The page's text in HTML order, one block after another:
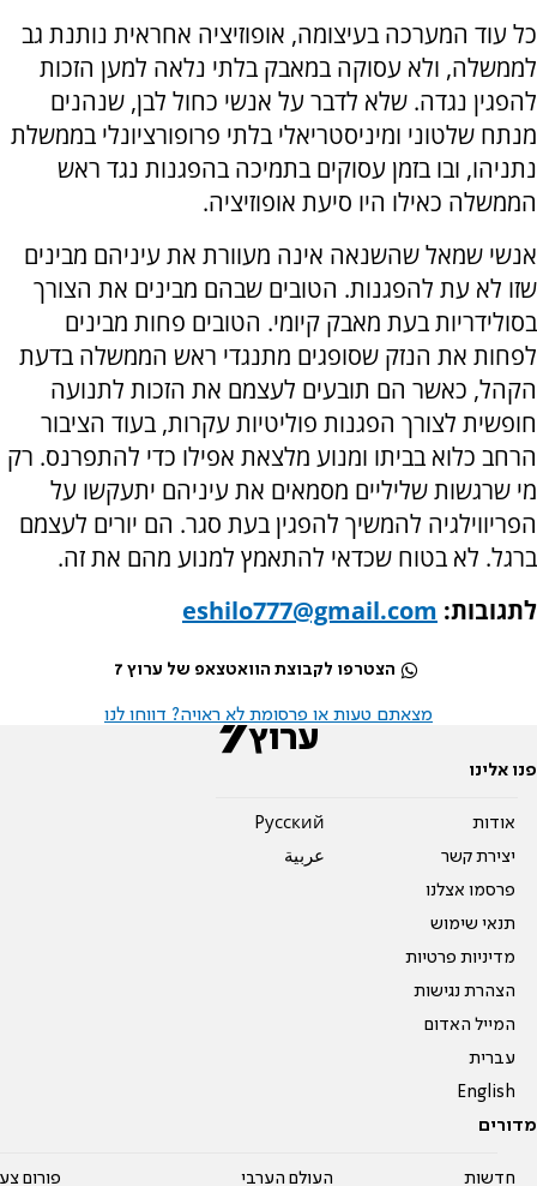
כל עוד המערכה בעיצומה, אופוזיציה אחראית נותנת גב
לממשלה, ולא עסוקה במאבק בלתי נלאה למען הזכות
להפגין נגדה. שלא לדבר על אנשי כחול לבן, שנהנים
מנתח שלטוני ומיניסטריאלי בלתי פרופורציונלי בממשלת
נתניהו, ובו בזמן עסוקים בתמיכה בהפגנות נגד ראש
הממשלה כאילו היו סיעת אופוזיציה.
אנשי שמאל שהשנאה אינה מעוורת את עיניהם מבינים
שזו לא עת להפגנות. הטובים שבהם מבינים את הצורך
בסולידריות בעת מאבק קיומי. הטובים פחות מבינים
לפחות את הנזק שסופגים מתנגדי ראש הממשלה בדעת
הקהל, כאשר הם תובעים לעצמם את הזכות לתנועה
חופשית לצורך הפגנות פוליטיות עקרות, בעוד הציבור
הרחב כלוא בביתו ומנוע מלצאת אפילו כדי להתפרנס. רק
מי שרגשות שליליים מסמאים את עיניהם יתעקשו על
הפריווילגיה להמשיך להפגין בעת סגר. הם יורים לעצמם
ברגל. לא בטוח שכדאי להתאמץ למנוע מהם את זה.
לתגובות: eshilo777@gmail.com
הצטרפו לקבוצת הוואטצאפ של ערוץ 7
מצאתם טעות או פרסומת לא ראויה? דווחו לנו
פנו אלינו
אודות
יצירת קשר
פרסמו אצלנו
תנאי שימוש
מדיניות פרטיות
הצהרת נגישות
המייל האדום
עברית
English
Pусский
عربية
מדורים
חדשות העולם הערבי פורום